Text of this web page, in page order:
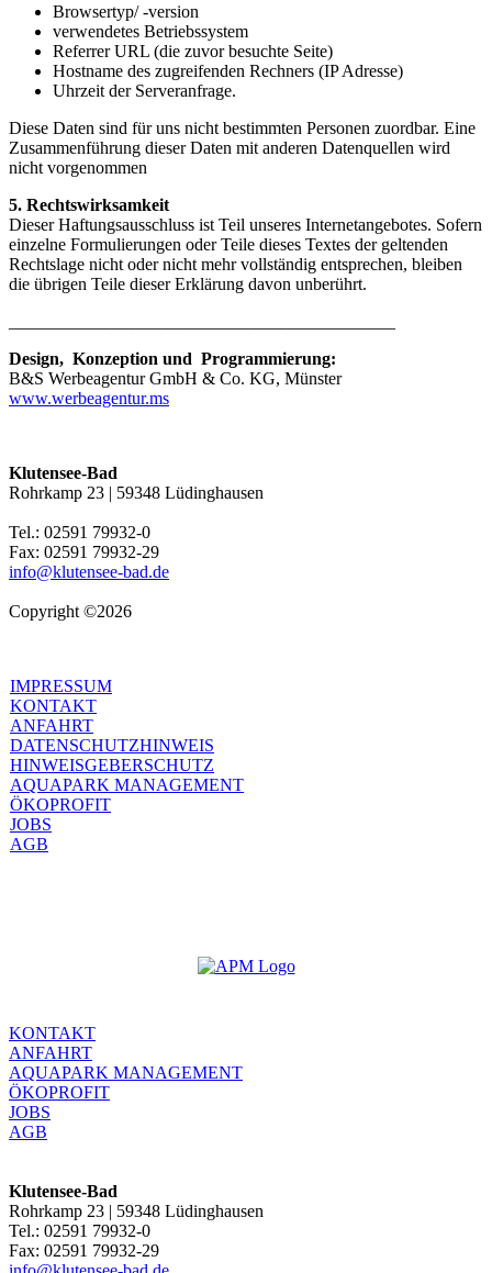
Browsertyp/ -version
verwendetes Betriebssystem
Referrer URL (die zuvor besuchte Seite)
Hostname des zugreifenden Rechners (IP Adresse)
Uhrzeit der Serveranfrage.
Diese Daten sind für uns nicht bestimmten Personen zuordbar. Eine
Zusammenführung dieser Daten mit anderen Datenquellen wird
nicht vorgenommen
5. Rechtswirksamkeit
Dieser Haftungsausschluss ist Teil unseres Internetangebotes. Sofern
einzelne Formulierungen oder Teile dieses Textes der geltenden
Rechtslage nicht oder nicht mehr vollständig entsprechen, bleiben
die übrigen Teile dieser Erklärung davon unberührt.
Design, Konzeption und Programmierung:
B&S Werbeagentur GmbH & Co. KG, Münster
www.werbeagentur.ms
Klutensee-Bad
Rohrkamp 23 | 59348 Lüdinghausen
Tel.: 02591 79932-0
Fax: 02591 79932-29
info@klutensee-bad.de
Copyright ©2026
IMPRESSUM
KONTAKT
ANFAHRT
DATENSCHUTZHINWEIS
HINWEISGEBERSCHUTZ
AQUAPARK MANAGEMENT
ÖKOPROFIT
JOBS
AGB
KONTAKT
ANFAHRT
AQUAPARK MANAGEMENT
ÖKOPROFIT
JOBS
AGB
Klutensee-Bad
Rohrkamp 23 | 59348 Lüdinghausen
Tel.: 02591 79932-0
Fax: 02591 79932-29